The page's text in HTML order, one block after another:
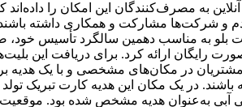
به مصرف‌کنندگان این امکان را داده‌اند
و شرکت‌ها مشارکت و همکاری داشته
بلو به مناسب دهمین سالگرد تأسیس خود،
رایگان ارائه کرد. برای دریافت این
مشتریان در مکان‌های مشخصی و با یک هدیه
در یک مکان این هدیه کارت تبریک تولد
آبی به‌عنوان هدیه مشخص شده بود. موقعیت